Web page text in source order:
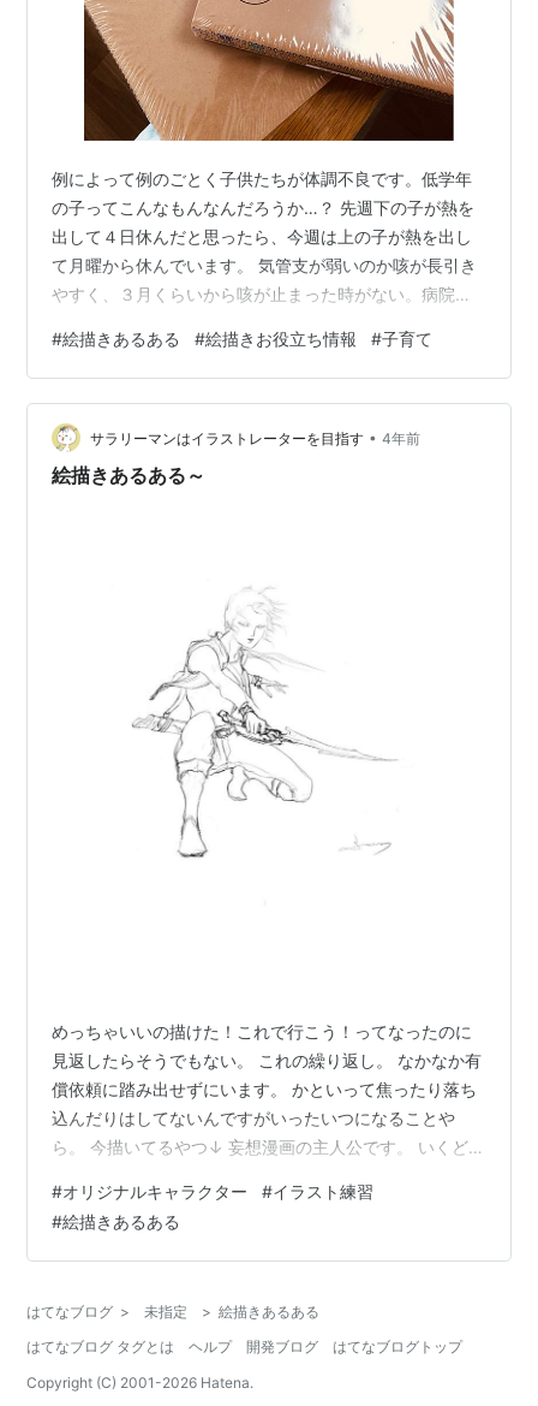
例によって例のごとく子供たちが体調不良です。低学年
の子ってこんなもんなんだろうか…？ 先週下の子が熱を
出して４日休んだと思ったら、今週は上の子が熱を出し
て月曜から休んでいます。 気管支が弱いのか咳が長引き
やすく、３月くらいから咳が止まった時がない。病院で
ピニオンに診てもらったら？」ってよく言われるんです
が、去年お休み続きだった時期に3件ほど受診して一番よ
かった病院に落ち着いているのでね、まあ子供たちの身
体があまり強くないんだろうな。。 そんな中なんとか北
星鉛筆鉛筆さんの色鉛筆コンテストに絵を応募しまし
#絵描きあるある #絵描きお役立ち情報 #子育て
サラリーマンはイラストレーターを目指す • 4年前
絵描きあるある～
めっちゃいいの描けた！これで行こう！ってなったのに
見返したらそうでもない。 これの繰り返し。 なかなか有
償依頼に踏み出せずにいます。 かといって焦ったり落ち
込んだりはしてないんですがいったいつになることや
ら。 今描いてるやつ↓ 妄想漫画の主人公です。 いくどと
返しております（笑） 現在の私からみて気に入っている
のはこれらの記事の絵。 www.fuku-jiro.com www.fuku-
jiro.com 「他の絵とどう違うの？」って思います？ 思い
ちゃ変わったって思っていても他から見たら大して…
#オリジナルキャラクター #イラスト練習
#絵描きあるある
はてなブログ > 未指定 > 絵描きあるある
はてなブログ タグとは
ヘルプ 開発ブログ
はてなブログトップ
Copyright (C) 2001-2026 Hatena.